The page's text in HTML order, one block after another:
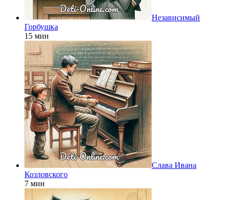
Независимый
Горбушка
15 мин
Слава Ивана
Козловского
7 мин